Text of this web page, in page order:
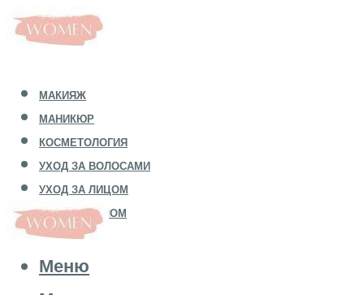
МАКИЯЖ
МАНИКЮР
КОСМЕТОЛОГИЯ
УХОД ЗА ВОЛОСАМИ
УХОД ЗА ЛИЦОМ
УХОД ЗА ТЕЛОМ
Меню